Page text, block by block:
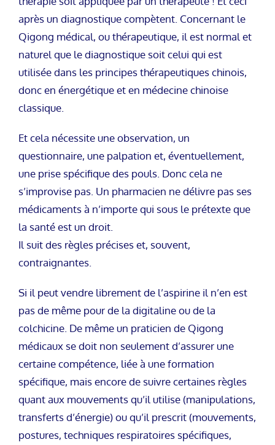
après un diagnostique compètent. Concernant le
Qigong médical, ou thérapeutique, il est normal et
naturel que le diagnostique soit celui qui est
utilisée dans les principes thérapeutiques chinois,
donc en énergétique et en médecine chinoise
classique.
Et cela nécessite une observation, un
questionnaire, une palpation et, éventuellement,
une prise spécifique des pouls. Donc cela ne
s’improvise pas. Un pharmacien ne délivre pas ses
médicaments à n’importe qui sous le prétexte que
la santé est un droit.
Il suit des règles précises et, souvent,
contraignantes.
Si il peut vendre librement de l’aspirine il n’en est
pas de même pour de la digitaline ou de la
colchicine. De même un praticien de Qigong
médicaux se doit non seulement d’assurer une
certaine compétence, liée à une formation
spécifique, mais encore de suivre certaines règles
quant aux mouvements qu’il utilise (manipulations,
transferts d’énergie) ou qu’il prescrit (mouvements,
postures, techniques respiratoires spécifiques,